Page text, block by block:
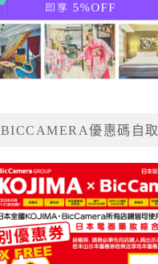
BICCAMERA優惠碼自取